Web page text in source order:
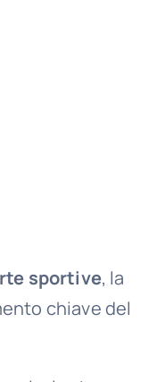
sportive, la
chiave del